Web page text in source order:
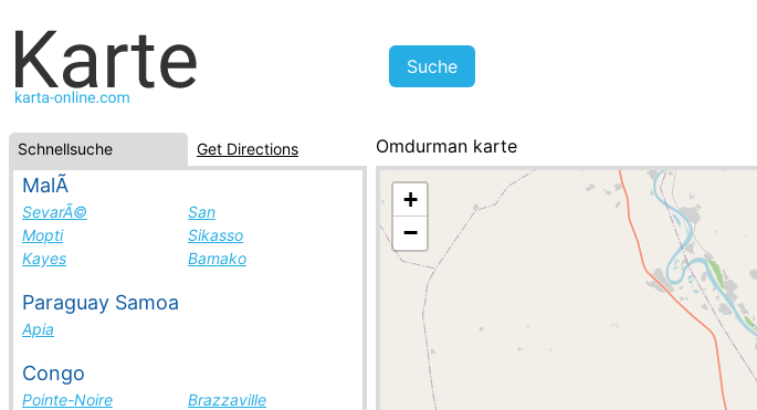
Schnellsuche Get Directions
MalÃ­
SevarÃ©
San
Mopti
Sikasso
Kayes
Bamako
Paraguay Samoa
Apia
Congo
Pointe-Noire
Brazzaville
Omdurman karte
Sudan, Städte-Liste
+
−